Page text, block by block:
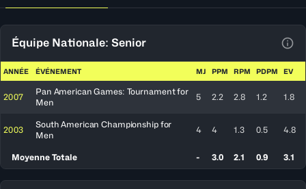
Équipe Nationale: Senior
ANNÉE ÉVÉNEMENT MJ PPM RPM PDPM EV
2007
Pan American Games: Tournament for
Men
5 2.2 2.8 1.2 1.8
2003
South American Championship for
Men
4 4 1.3 0.5 4.8
Moyenne Totale - 3.0 2.1 0.9 3.1